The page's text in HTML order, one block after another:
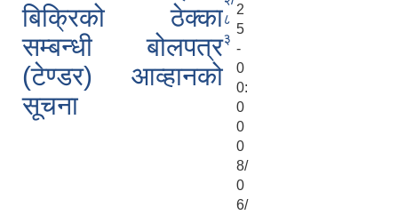
बिक्रिको ठेक्का
सम्बन्धी बोलपत्र
(टेण्डर) आव्हानको
सूचना
८
३
2
5
-
0
0:
0
0
0
8/
0
6/